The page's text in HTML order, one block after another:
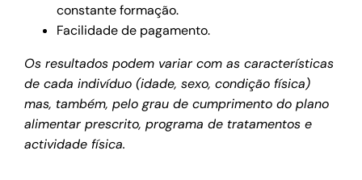
constante formação.
Facilidade de pagamento.
Os resultados podem variar com as características
de cada indivíduo (idade, sexo, condição física)
mas, também, pelo grau de cumprimento do plano
alimentar prescrito, programa de tratamentos e
actividade física.